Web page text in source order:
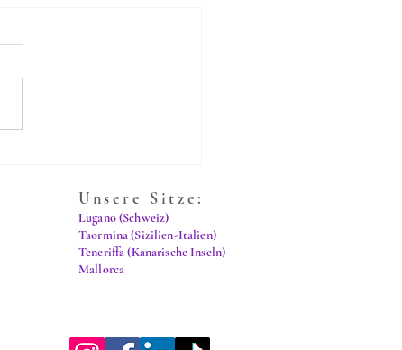
Unsere Sitze:
Lugano (Schweiz)
Taormina (Sizilien-Italien)
Teneriffa (Kanarische Inseln)
Mallorca